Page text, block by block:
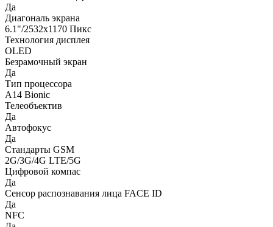
Да
Диагональ экрана
6.1"/2532x1170 Пикс
Технология дисплея
OLED
Безрамочный экран
Да
Тип процессора
A14 Bionic
Телеобъектив
Да
Автофокус
Да
Стандарты GSM
2G/3G/4G LTE/5G
Цифровой компас
Да
Сенсор распознавания лица FACE ID
Да
NFC